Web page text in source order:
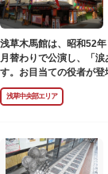
浅草木馬館は、昭和52
月替わりで公演し、「
す。お目当ての役者が登
浅草中央部エリア